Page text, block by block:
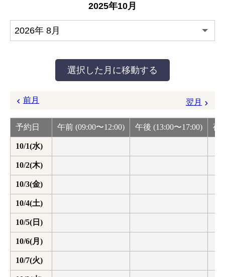
2025年10月
前月 翌月
予約日 午前 (09:00〜12:00) 午後 (13:00〜17:00) 夜
10/1(水)
10/2(木)
10/3(金)
10/4(土)
10/5(日)
10/6(月)
10/7(火)